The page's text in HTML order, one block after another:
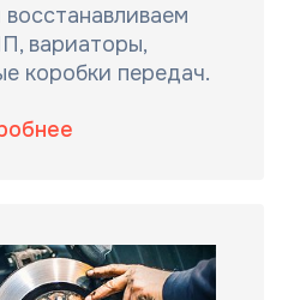
вариаторы,
коробки передач.